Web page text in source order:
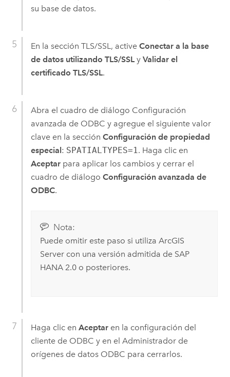
su base de datos.
En la sección TLS/SSL, active Conectar a la base
de datos utilizando TLS/SSLy Validar el
certificado TLS/SSL.
Abra el cuadro de diálogo Configuración
avanzada de ODBC y agregue el siguiente valor
clave en la sección Configuración de propiedad
especial: SPATIALTYPES=1. Haga clic en
Aceptarpara aplicar los cambios y cerrar el
cuadro de diálogo Configuración avanzada de
ODBC.
Nota:
Puede omitir este paso si utiliza ArcGIS
Servercon una versión admitida de SAP
HANA2.0 o posteriores.
Haga clic en Aceptaren la configuración del
cliente de ODBC y en el Administrador de
orígenes de datos ODBC para cerrarlos.